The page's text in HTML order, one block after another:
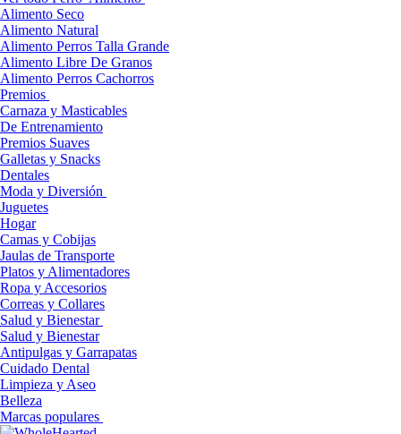
Alimento Seco
Alimento Natural
Alimento Perros Talla Grande
Alimento Libre De Granos
Alimento Perros Cachorros
Premios
Carnaza y Masticables
De Entrenamiento
Premios Suaves
Galletas y Snacks
Dentales
Moda y Diversión
Juguetes
Hogar
Camas y Cobijas
Jaulas de Transporte
Platos y Alimentadores
Ropa y Accesorios
Correas y Collares
Salud y Bienestar
Salud y Bienestar
Antipulgas y Garrapatas
Cuidado Dental
Limpieza y Aseo
Belleza
Marcas populares